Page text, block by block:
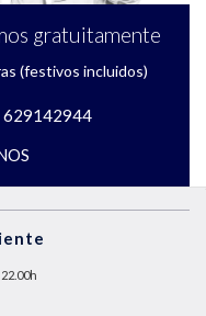
gratuitamente
(festivos incluidos)
629142944